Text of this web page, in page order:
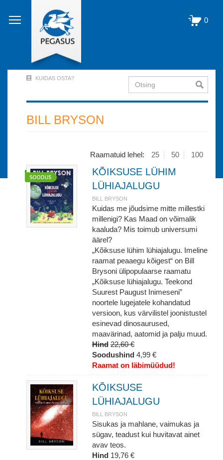
edasi
põhisisu
0
Account
Menu
KUIDAS OSTA? Otsing
BILL BRYSON
Raamatuid lehel: 25 50 100
KÕIKSUSE LÜHIM
LÜHIAJALUGU
BILL BRYSON
Kuidas me jõudsime mitte millestki
millenigi? Kas Maad on võimalik
kaaluda? Mis toimub universumi
äärel?
„Kõiksuse lühim lühiajalugu. Imeline
raamat peaaegu kõigest“ on Bill
Brysoni ülipopulaarse raamatu
„Kõiksuse lühiajalugu. Teekond
Suurest Paugust Inimeseni”
noortele lugejatele kohandatud
versioon, kus värvilistel joonistustel
esinevad dinosaurused,
maavärinad, aatomid ja palju muud.
Hind 22,60 €
Soodushind 4,99 €
Raamat on läbimüüdud!
KÕIKSUSE
LÜHIAJALUGU
BILL BRYSON
Sisukas ja mahlane, vaimukas ja
sügav, teadust kui huvitavat ainet
avav teos.
Hind 19,76 €